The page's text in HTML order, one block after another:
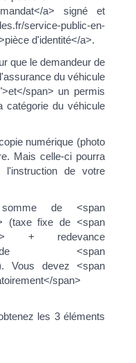
a> signé et
service-public-en-
d'identité</a>.
que le demandeur de
du véhicule
span> un permis
catégorie du véhicule
numérique (photo
Mais celle-ci pourra
de votre
de <span
(taxe fixe de <span
+ redevance
de <span
Vous devez <span
span>
les 3 éléments